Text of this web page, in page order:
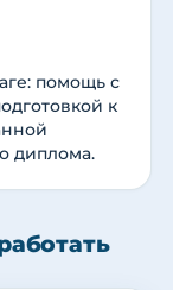
помощь с
к
диплома.